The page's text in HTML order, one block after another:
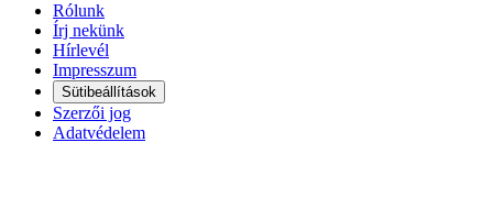
Rólunk
Írj nekünk
Hírlevél
Impresszum
Sütibeállítások
Szerzői jog
Adatvédelem